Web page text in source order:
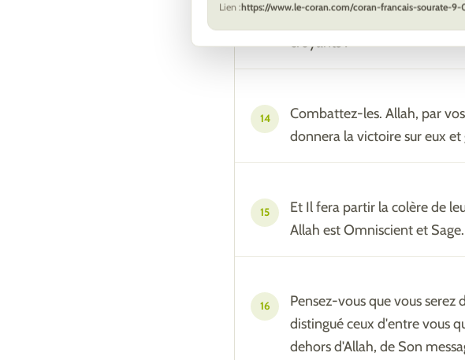
croyants !
14
Combattez-les. Allah, par
donnera la victoire sur eux
15
Et Il fera partir la colère de
Allah est Omniscient et Sage.
16
Pensez-vous que vous serez
distingué ceux d'entre vous
dehors d'Allah, de Son
Lien :https://www.le-coran.com/coran-francais-sourate-9-